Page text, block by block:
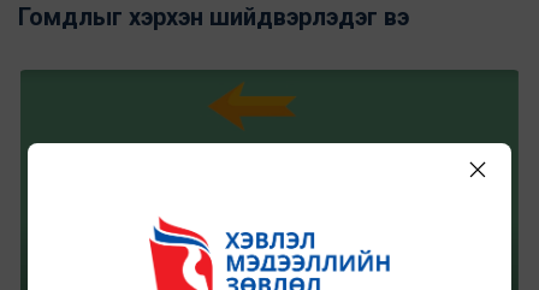
Гомдлыг хэрхэн шийдвэрлэдэг вэ